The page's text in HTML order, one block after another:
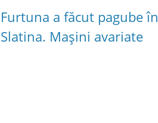
Furtuna a făcut pagube în
Slatina. Mașini avariate